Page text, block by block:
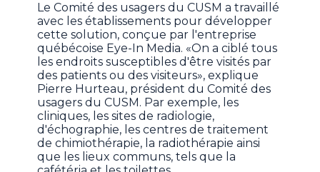
Le Comité des usagers du CUSM a travaillé
avec les établissements pour développer
cette solution, conçue par l'entreprise
québécoise Eye-In Media. «On a ciblé tous
les endroits susceptibles d'être visités par
des patients ou des visiteurs», explique
Pierre Hurteau, président du Comité des
usagers du CUSM. Par exemple, les
cliniques, les sites de radiologie,
d'échographie, les centres de traitement
de chimiothérapie, la radiothérapie ainsi
que les lieux communs, tels que la